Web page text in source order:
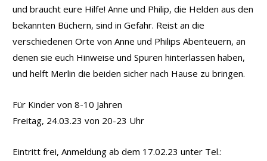
und braucht eure Hilfe! Anne und Philip, die Helden aus den
bekannten Büchern, sind in Gefahr. Reist an die
verschiedenen Orte von Anne und Philips Abenteuern, an
denen sie euch Hinweise und Spuren hinterlassen haben,
und helft Merlin die beiden sicher nach Hause zu bringen.
Für Kinder von 8-10 Jahren
Freitag, 24.03.23 von 20-23 Uhr
Eintritt frei, Anmeldung ab dem 17.02.23 unter Tel.: